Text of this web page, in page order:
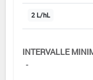
2 L/hL
INTERVALLE
-